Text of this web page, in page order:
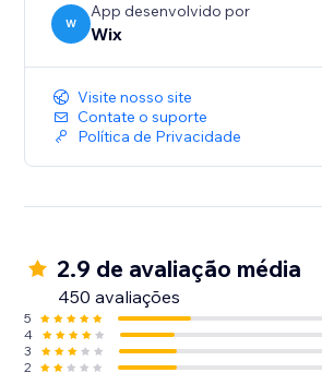
W
App desenvolvido por
Wix
Visite nosso site
Contate o suporte
Política de Privacidade
2.9 de avaliação média
450 avaliações
5
4
3
2